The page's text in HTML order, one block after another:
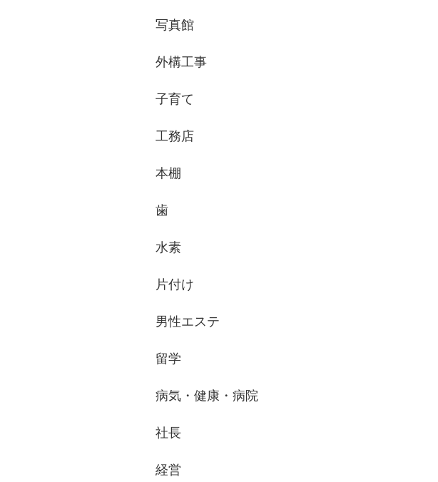
写真館
外構工事
子育て
工務店
本棚
歯
水素
片付け
男性エステ
留学
病気・健康・病院
社長
経営